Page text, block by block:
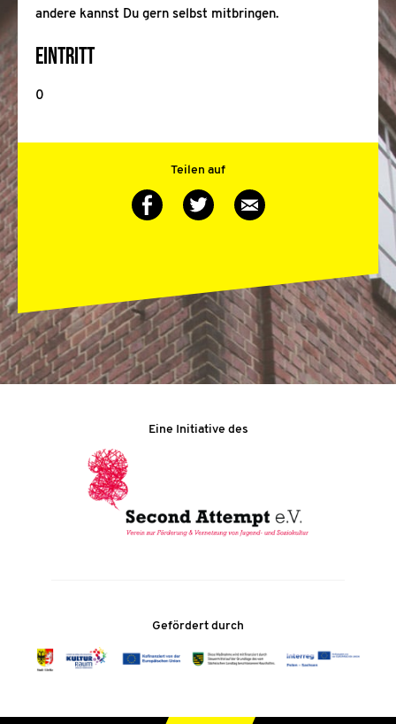
andere kannst Du gern selbst mitbringen.
Eintritt
0
Teilen auf
Auf
Facebook
Auf
Twitter
Via
Eine Initiative des
Gefördert durch